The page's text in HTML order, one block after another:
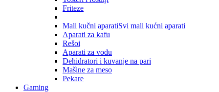
Friteze
Mali kučni aparatiSvi mali kućni aparati
Aparati za kafu
Rešoi
Aparati za vodu
Dehidratori i kuvanje na pari
Mašine za meso
Pekare
Gaming